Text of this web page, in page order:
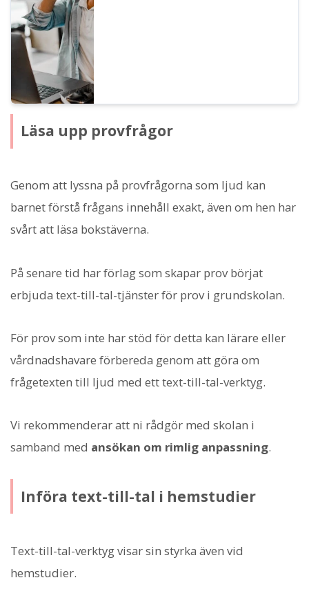
Läsa upp provfrågor
Genom att lyssna på provfrågorna som ljud kan
barnet förstå frågans innehåll exakt, även om hen har
svårt att läsa bokstäverna.
På senare tid har förlag som skapar prov börjat
erbjuda text-till-tal-tjänster för prov i grundskolan.
För prov som inte har stöd för detta kan lärare eller
vårdnadshavare förbereda genom att göra om
frågetexten till ljud med ett text-till-tal-verktyg.
Vi rekommenderar att ni rådgör med skolan i
samband med ansökan om rimlig anpassning.
Införa text-till-tal i hemstudier
Text-till-tal-verktyg visar sin styrka även vid
hemstudier.